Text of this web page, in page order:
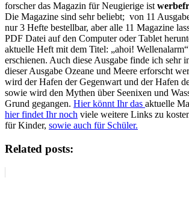
forscher das Magazin für Neugierige ist
Die Magazine sind sehr beliebt; von 11
nur 3 Hefte bestellbar, aber alle 11 Magazine
PDF Datei auf den Computer oder Tablet
aktuelle Heft mit dem Titel: „ahoi!
erschienen. Auch diese Ausgabe finde ich sehr
dieser Ausgabe Ozeane und Meere erforscht
wird der Hafen der Gegenwart und der Hafen
sowie wird den Mythen über Seenixen und
Grund gegangen. Hier könnt Ihr das aktuelle
hier findet Ihr noch viele weitere Links zu
für Kinder, sowie auch für Schüler.
Related posts: